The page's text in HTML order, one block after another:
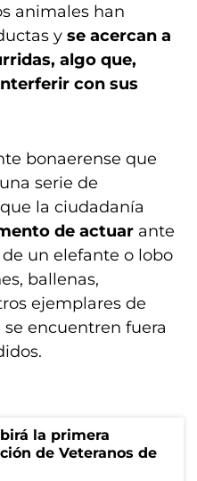
animales han
y se acercan a
algo que,
con sus
bonaerense que
serie de
la ciudadanía
de actuar ante
un elefante o lobo
ballenas,
ejemplares de
encuentren fuera
la primera
de Veteranos de